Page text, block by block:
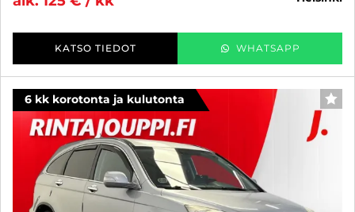
KATSO TIEDOT WHATSAPP
6 kk korotonta ja kulutonta